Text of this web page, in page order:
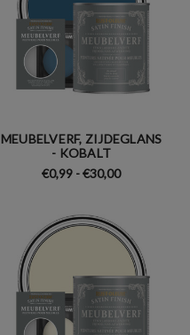
MEUBELVERF, ZIJDEGLANS
- KOBALT
€0,99 - €30,00